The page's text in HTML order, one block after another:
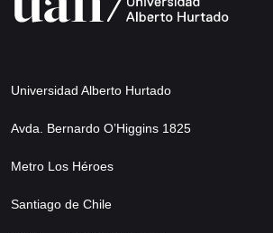
Universidad Alberto Hurtado
Avda. Bernardo O’Higgins 1825
Metro Los Héroes
Santiago de Chile